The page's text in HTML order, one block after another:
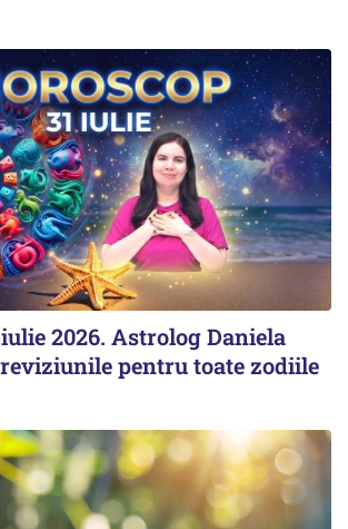
2026. Astrolog Daniela
pentru toate zodiile